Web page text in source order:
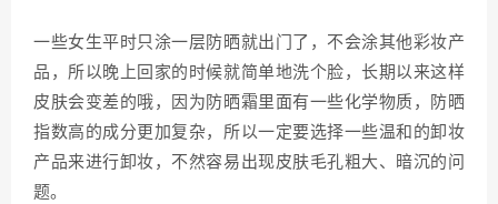
一些女生平时只涂一层防晒就出门了，不会涂其他彩妆产
品，所以晚上回家的时候就简单地洗个脸，长期以来这样
皮肤会变差的哦，因为防晒霜里面有一些化学物质，防晒
指数高的成分更加复杂，所以一定要选择一些温和的卸妆
产品来进行卸妆，不然容易出现皮肤毛孔粗大、暗沉的问
题。